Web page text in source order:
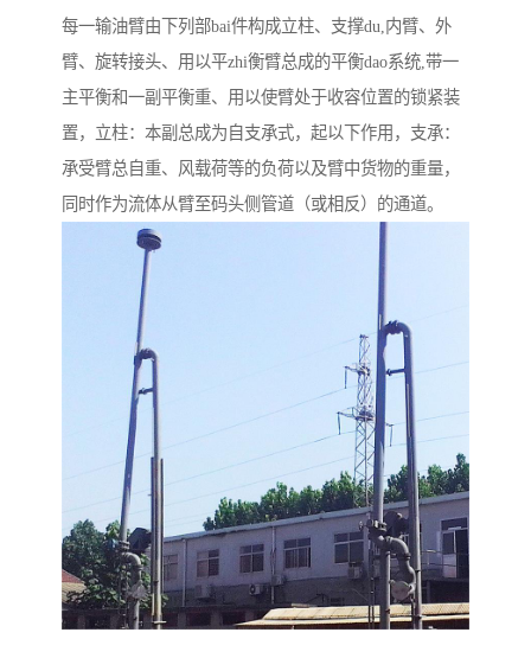
每一输油臂由下列部bai件构成立柱、支撑du,内臂、外
臂、旋转接头、用以平zhi衡臂总成的平衡dao系统,带一
主平衡和一副平衡重、用以使臂处于收容位置的锁紧装
置，立柱：本副总成为自支承式，起以下作用，支承：
承受臂总自重、风载荷等的负荷以及臂中货物的重量，
同时作为流体从臂至码头侧管道（或相反）的通道。